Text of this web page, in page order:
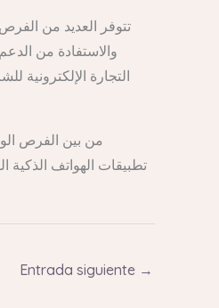
تتوفر العديد من
والاستفادة من
التجارة
من بين الفرص
تطبيقات الهواتف
Entrada siguiente →